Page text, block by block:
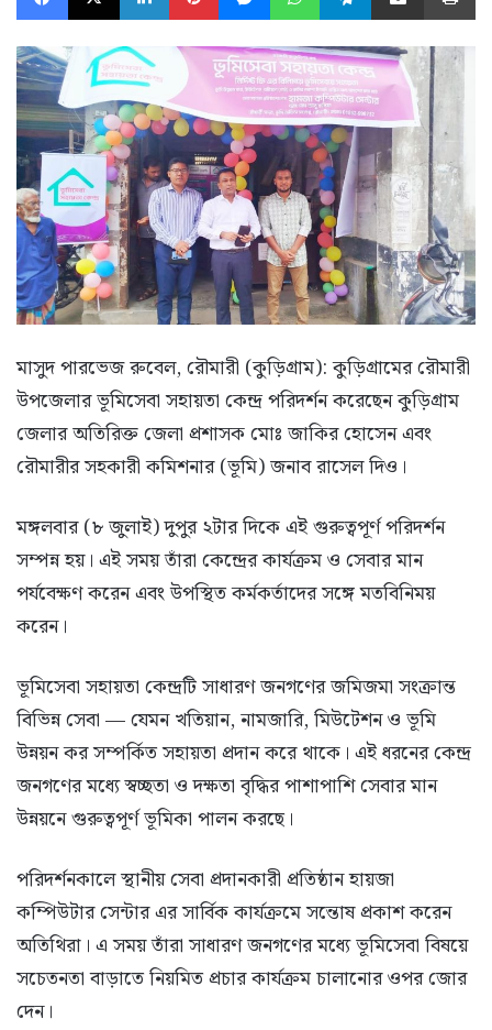
মাসুদ পারভেজ রুবেল, রৌমারী (কুড়িগ্রাম): কুড়িগ্রামের রৌমারী
উপজেলার ভূমিসেবা সহায়তা কেন্দ্র পরিদর্শন করেছেন কুড়িগ্রাম
জেলার অতিরিক্ত জেলা প্রশাসক মোঃ জাকির হোসেন এবং
রৌমারীর সহকারী কমিশনার (ভূমি) জনাব রাসেল দিও।
মঙ্গলবার (৮ জুলাই) দুপুর ২টার দিকে এই গুরুত্বপূর্ণ পরিদর্শন
সম্পন্ন হয়। এই সময় তাঁরা কেন্দ্রের কার্যক্রম ও সেবার মান
পর্যবেক্ষণ করেন এবং উপস্থিত কর্মকর্তাদের সঙ্গে মতবিনিময়
করেন।
ভূমিসেবা সহায়তা কেন্দ্রটি সাধারণ জনগণের জমিজমা সংক্রান্ত
বিভিন্ন সেবা — যেমন খতিয়ান, নামজারি, মিউটেশন ও ভূমি
উন্নয়ন কর সম্পর্কিত সহায়তা প্রদান করে থাকে। এই ধরনের কেন্দ্র
জনগণের মধ্যে স্বচ্ছতা ও দক্ষতা বৃদ্ধির পাশাপাশি সেবার মান
উন্নয়নে গুরুত্বপূর্ণ ভূমিকা পালন করছে।
পরিদর্শনকালে স্থানীয় সেবা প্রদানকারী প্রতিষ্ঠান হায়জা
কম্পিউটার সেন্টার এর সার্বিক কার্যক্রমে সন্তোষ প্রকাশ করেন
অতিথিরা। এ সময় তাঁরা সাধারণ জনগণের মধ্যে ভূমিসেবা বিষয়ে
সচেতনতা বাড়াতে নিয়মিত প্রচার কার্যক্রম চালানোর ওপর জোর
দেন।